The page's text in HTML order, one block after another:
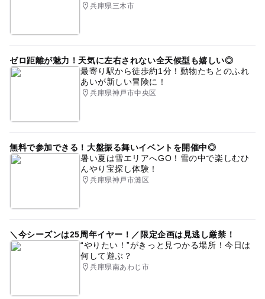
兵庫県三木市
ゼロ距離が魅力！天気に左右されない全天候型も嬉しい◎
最寄り駅から徒歩約1分！動物たちとのふれ
あいが新しい冒険に！
兵庫県神戸市中央区
無料で参加できる！大盤振る舞いイベントを開催中◎
暑い夏は雪エリアへGO！雪の中で楽しむひ
んやり宝探し体験！
兵庫県神戸市灘区
＼今シーズンは25周年イヤー！／限定企画は見逃し厳禁！
“やりたい！”がきっと見つかる場所！今日は
何して遊ぶ？
兵庫県南あわじ市